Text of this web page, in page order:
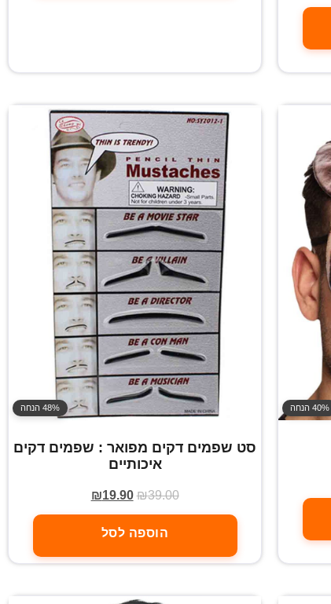
40% הנחה 48% הנחה
סט שפמים דקים מפואר : שפמים דקים
איכותיים
₪39.00
₪19.90
הוספה לסל